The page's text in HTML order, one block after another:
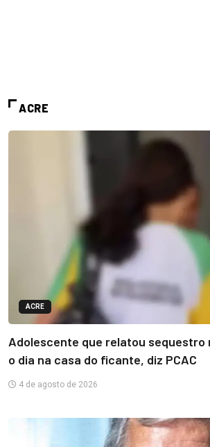
ACRE
ACRE
Adolescente que relatou sequestro
o dia na casa do ficante, diz PCAC
4 de agosto de 2026